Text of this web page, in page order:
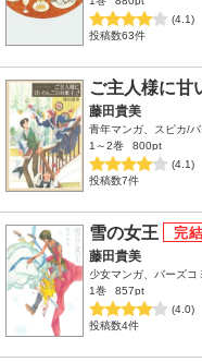
(4.1)
投稿数63件
ご主人様に甘
藤田貴美
青年マンガ、スピカ/
1～2巻
800pt
(4.1)
投稿数7件
雪の女王
藤田貴美
少女マンガ、バーズ
1巻
857pt
(4.0)
投稿数4件